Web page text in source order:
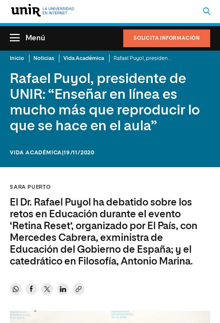
SOLICITA INFORMACIÓN
Menú
Inicio Noticias Vida Académica
Rafael Puyol, presidente de
UNIR: “Enseñar en línea es
mucho más que reproducir lo
que se hace en el aula”
VIDA ACADÉMICA |19/11/2020
SARA PUERTO
El Dr. Rafael Puyol ha debatido sobre los
retos en Educación durante el evento
‘Retina Reset’, organizado por El País, con
Mercedes Cabrera, exministra de
Educación del Gobierno de España; y el
catedrático en Filosofía, Antonio Marina.